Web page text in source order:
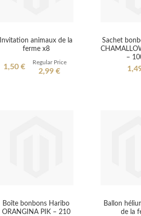
Invitation animaux de la
ferme x8
Special
1,50 €
Regular Price
2,99 €
Sachet
–
Boîte bonbons Haribo
ORANGINA PIK – 210
Ballon
de la